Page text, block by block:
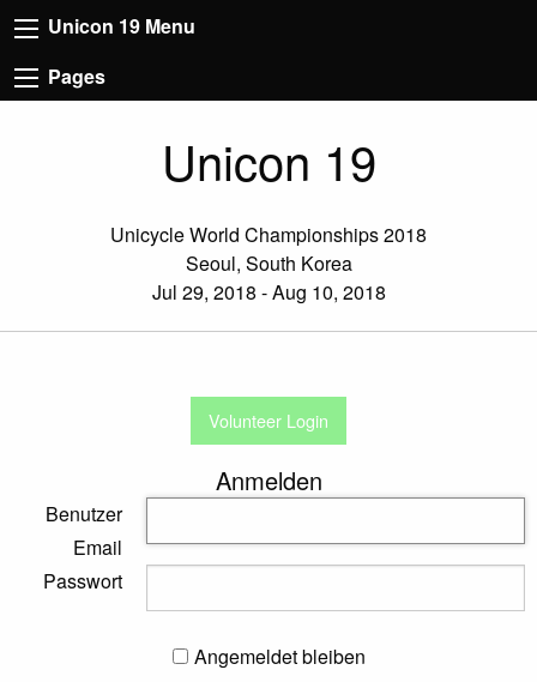
Unicon 19 Menu
Pages
Unicon 19
Unicycle World Championships 2018
Seoul, South Korea
Jul 29, 2018 - Aug 10, 2018
Volunteer Login
Anmelden
Benutzer
Email
Passwort
Angemeldet bleiben